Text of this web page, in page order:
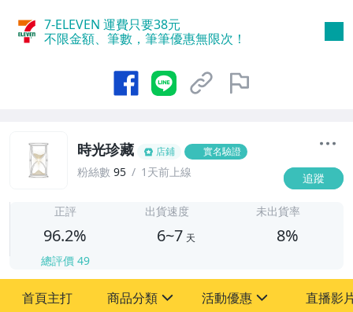
7-ELEVEN 運費只要38元
不限金額、筆數，筆筆優惠無限次！
時光珍藏 店鋪 實名驗證
粉絲數 95 1天前上線 追蹤
正評
96.2%
總評價 49
出貨速度
6~7 天
未出貨率
8%
首頁主打 商品分類 活動優惠 直播影